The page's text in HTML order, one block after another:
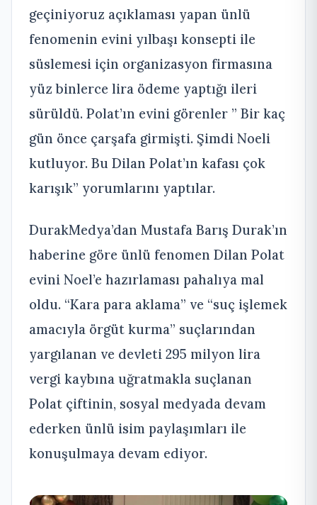
geçiniyoruz açıklaması yapan ünlü
fenomenin evini yılbaşı konsepti ile
süslemesi için organizasyon firmasına
yüz binlerce lira ödeme yaptığı ileri
sürüldü. Polat’ın evini görenler ” Bir kaç
gün önce çarşafa girmişti. Şimdi Noeli
kutluyor. Bu Dilan Polat’ın kafası çok
karışık” yorumlarını yaptılar.
DurakMedya’dan Mustafa Barış Durak’ın
haberine göre ünlü fenomen Dilan Polat
evini Noel’e hazırlaması pahalıya mal
oldu. “Kara para aklama” ve “suç işlemek
amacıyla örgüt kurma” suçlarından
yargılanan ve devleti 295 milyon lira
vergi kaybına uğratmakla suçlanan
Polat çiftinin, sosyal medyada devam
ederken ünlü isim paylaşımları ile
konuşulmaya devam ediyor.